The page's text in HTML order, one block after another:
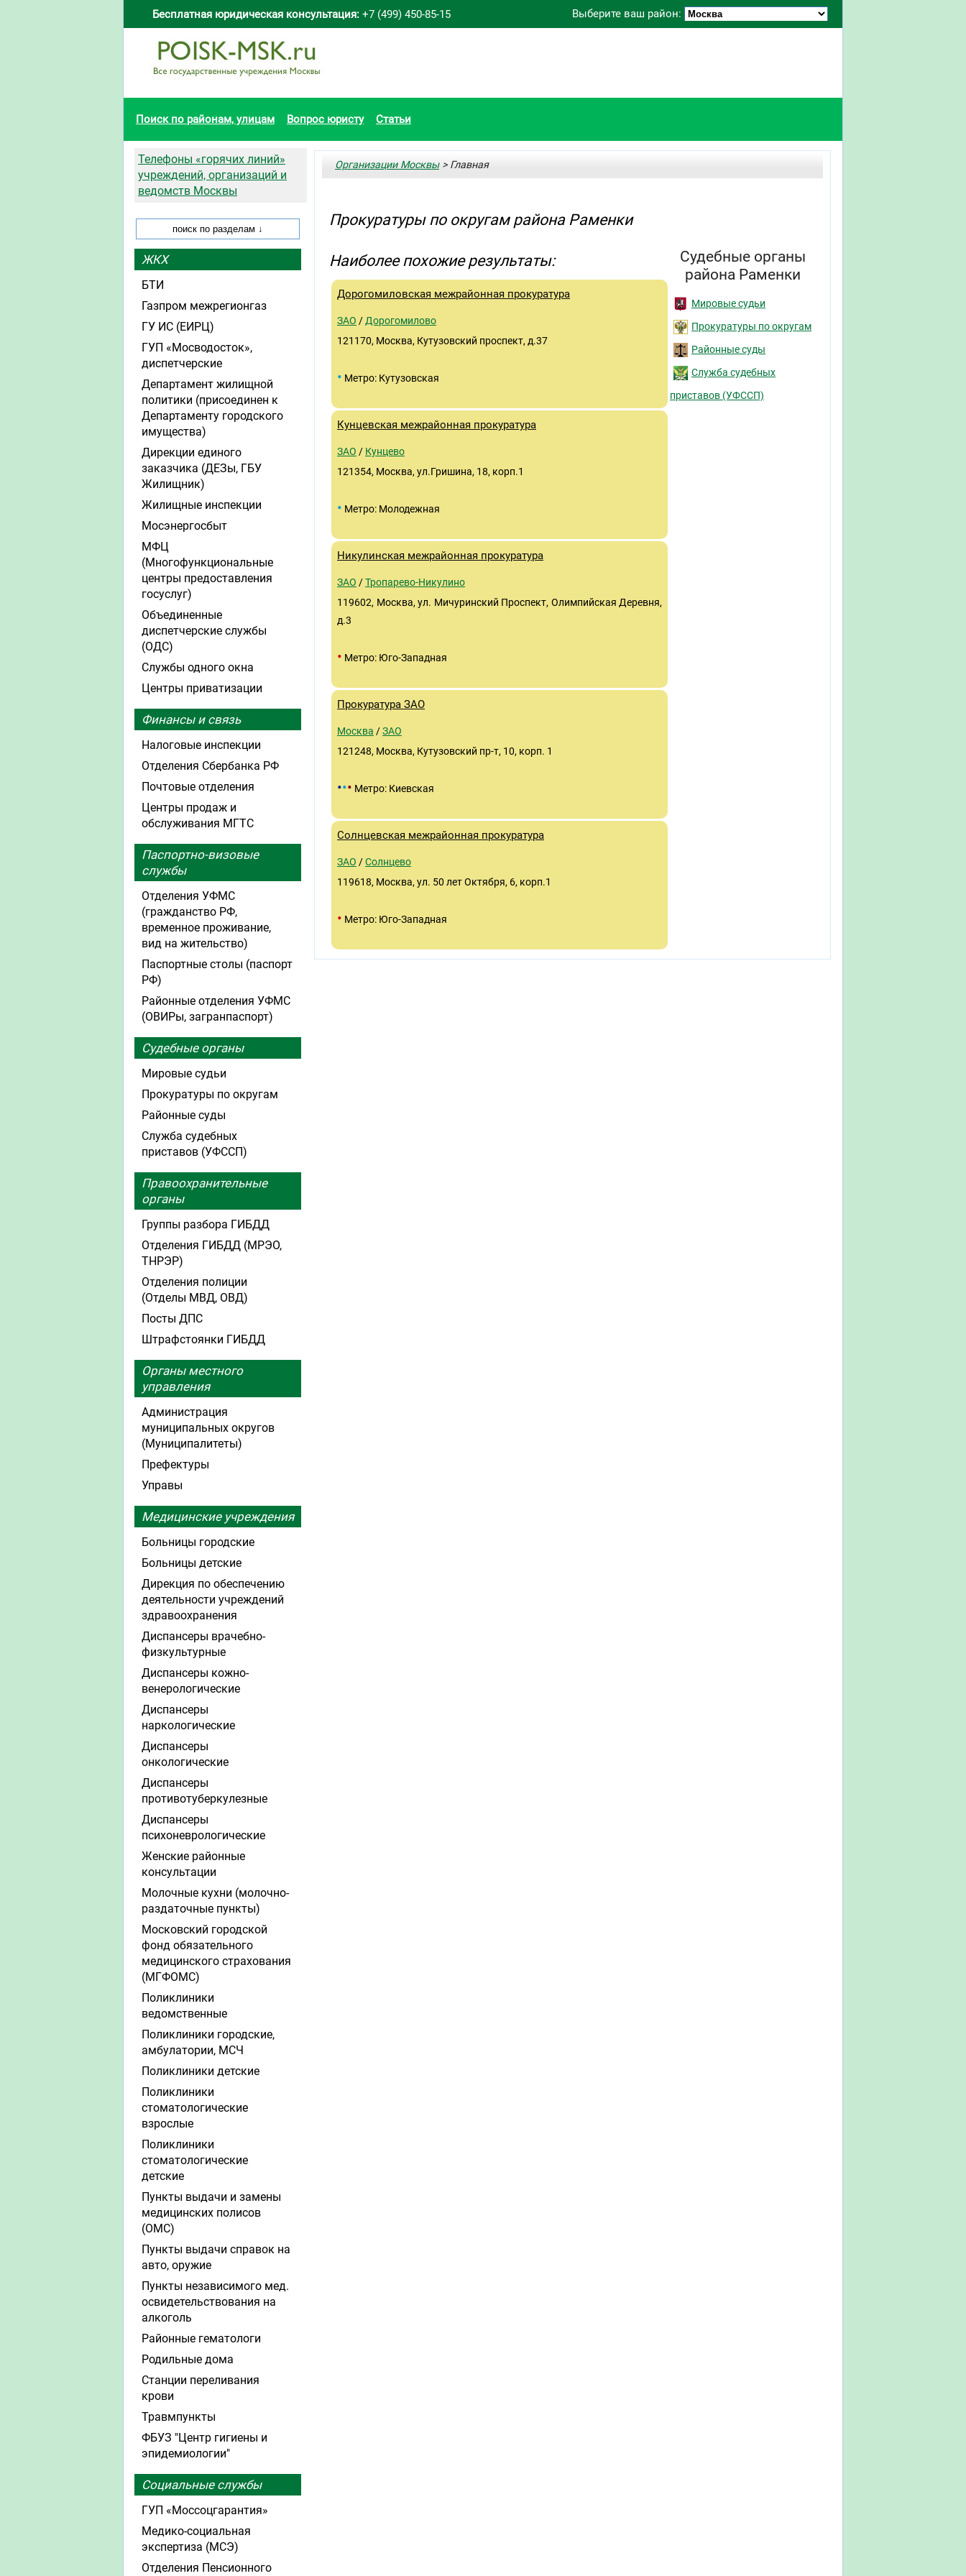
Выберите ваш район:
Бесплатная юридическая консультация: +7 (499) 450-85-15
Поиск по районам, улицам Вопрос юристу Статьи
Организации Москвы> Главная
Прокуратуры по округам района Раменки
Наиболее похожие результаты:
Дорогомиловская межрайонная прокуратура
ЗАО / Дорогомилово
121170, Москва, Кутузовский проспект, д.37
• Метро: Кутузовская
Кунцевская межрайонная прокуратура
ЗАО / Кунцево
121354, Москва, ул.Гришина, 18, корп.1
• Метро: Молодежная
Никулинская межрайонная прокуратура
ЗАО /Тропарево-Никулино
119602, Москва, ул. Мичуринский Проспект, Олимпийская Деревня,
д.3
• Метро: Юго-Западная
Прокуратура ЗАО
Москва /ЗАО
121248, Москва, Кутузовский пр-т, 10, корп. 1
••• Метро: Киевская
Солнцевская межрайонная прокуратура
ЗАО /Солнцево
119618, Москва, ул. 50 лет Октября, 6, корп.1
• Метро: Юго-Западная
Судебные органы
района Раменки
Мировые судьи
Прокуратуры по округам
Районные суды
Служба судебных
приставов (УФССП)
Телефоны «горячих линий»
учреждений, организаций и
ведомств Москвы
ЖКХ
БТИ
Газпром межрегионгаз
ГУ ИС (ЕИРЦ)
ГУП «Мосводосток»,
диспетчерские
Департамент жилищной
политики (присоединен к
Департаменту городского
имущества)
Дирекции единого
заказчика (ДЕЗы, ГБУ
Жилищник)
Жилищные инспекции
Мосэнергосбыт
МФЦ
(Многофункциональные
центры предоставления
госуслуг)
Объединенные
диспетчерские службы
(ОДС)
Службы одного окна
Центры приватизации
Финансы и связь
Налоговые инспекции
Отделения Сбербанка РФ
Почтовые отделения
Центры продаж и
обслуживания МГТС
Паспортно-визовые
службы
Отделения УФМС
(гражданство РФ,
временное проживание,
вид на жительство)
Паспортные столы (паспорт
РФ)
Районные отделения УФМС
(ОВИРы, загранпаспорт)
Судебные органы
Мировые судьи
Прокуратуры по округам
Районные суды
Служба судебных
приставов (УФССП)
Правоохранительные
органы
Группы разбора ГИБДД
Отделения ГИБДД (МРЭО,
ТНРЭР)
Отделения полиции
(Отделы МВД, ОВД)
Посты ДПС
Штрафстоянки ГИБДД
Органы местного
управления
Администрация
муниципальных округов
(Муниципалитеты)
Префектуры
Управы
Медицинские учреждения
Больницы городские
Больницы детские
Дирекция по обеспечению
деятельности учреждений
здравоохранения
Диспансеры врачебно-
физкультурные
Диспансеры кожно-
венерологические
Диспансеры
наркологические
Диспансеры
онкологические
Диспансеры
противотуберкулезные
Диспансеры
психоневрологические
Женские районные
консультации
Молочные кухни (молочно-
раздаточные пункты)
Московский городской
фонд обязательного
медицинского страхования
(МГФОМС)
Поликлиники
ведомственные
Поликлиники городские,
амбулатории, МСЧ
Поликлиники детские
Поликлиники
стоматологические
взрослые
Поликлиники
стоматологические
детские
Пункты выдачи и замены
медицинских полисов
(ОМС)
Пункты выдачи справок на
авто, оружие
Пункты независимого мед.
освидетельствования на
алкоголь
Районные гематологи
Родильные дома
Станции переливания
крови
Травмпункты
ФБУЗ "Центр гигиены и
эпидемиологии"
Социальные службы
ГУП «Моссоцгарантия»
Медико-социальная
экспертиза (МСЭ)
Отделения Пенсионного